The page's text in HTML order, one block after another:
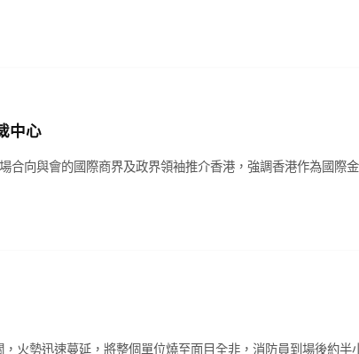
中心
向與會的國際商界及政界領袖推介香港，強調香港作為國際
火勢迅速蔓延，將整個單位燒至面目全非，消防員到場後約半